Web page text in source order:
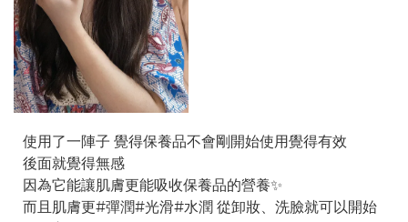
使用了一陣子 覺得保養品不會剛開始使用覺得有效
後面就覺得無感
因為它能讓肌膚更能吸收保養品的營養✨
而且肌膚更#彈潤#光滑#水潤 從卸妝、洗臉就可以開始